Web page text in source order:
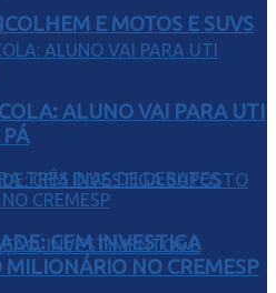
E MOTOS E SUVS
ALUNO VAI PARA UTI
CFM INVESTIGA
MILIONÁRIO NO CREMESP